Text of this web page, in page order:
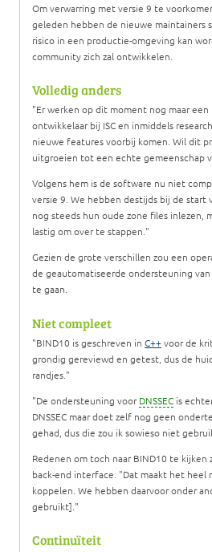
Om verwarring met versie 9 te
geleden hebben de nieuwe maintainers
risico in een productie-omgeving kan
community zich zal ontwikkelen.
Volledig anders
Er werken op dit moment nog maar een
ontwikkelaar bij ISC en inmiddels
nieuwe features voorbij komen. Wil dit
uitgroeien tot een echte gemeenschap
Volgens hem is de software nu niet
versie 9. We hebben destijds bij de
nog steeds hun oude zone files inlezen,
lastig om over te stappen.
Gezien de grote verschillen zou een
de geautomatiseerde ondersteuning van
te gaan.
Niet compleet
BIND10 is geschreven in C++voor de
grondig gereviewd en getest, dus de
randjes.
De ondersteuning voorDNSSEC is
DNSSEC maar doet zelf nog geen
gehad, dus die zou ik sowieso niet
Redenen om toch naar BIND10 te
back-end interface.
Dat maakt het heel
koppelen. We hebben daarvoor onder
gebruikt].
Continuïteit